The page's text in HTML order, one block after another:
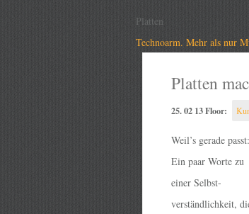
Platten
Technoarm. Mehr als nur
Platten
25. 02 13 Floor:
Weil’s gerade passt:
Ein paar Worte zu
einer Selbst-
verständlichkeit,